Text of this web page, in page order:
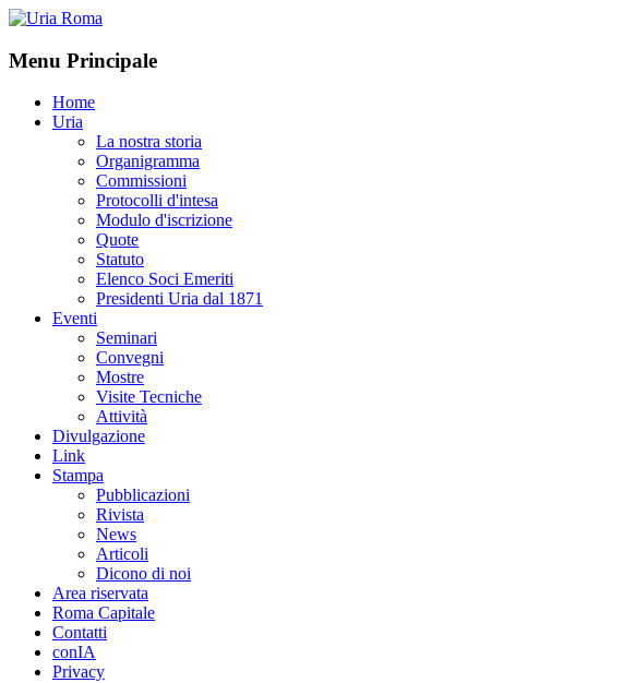
Menu Principale
Home
Uria
La nostra storia
Organigramma
Commissioni
Protocolli d'intesa
Modulo d'iscrizione
Quote
Statuto
Elenco Soci Emeriti
Presidenti Uria dal 1871
Eventi
Seminari
Convegni
Mostre
Visite Tecniche
Attività
Divulgazione
Link
Stampa
Pubblicazioni
Rivista
News
Articoli
Dicono di noi
Area riservata
Roma Capitale
Contatti
conIA
Privacy